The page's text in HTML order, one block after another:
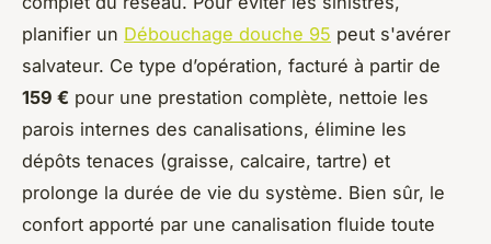
planifier un Débouchage douche 95 peut s'avérer
salvateur. Ce type d’opération, facturé à partir de
159 € pour une prestation complète, nettoie les
parois internes des canalisations, élimine les
dépôts tenaces (graisse, calcaire, tartre) et
prolonge la durée de vie du système. Bien sûr, le
confort apporté par une canalisation fluide toute